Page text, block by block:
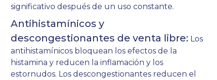
significativo después de un uso constante.
Antihistamínicos y
descongestionantes de venta libre: Los
antihistamínicos bloquean los efectos de la
histamina y reducen la inflamación y los
estornudos. Los descongestionantes reducen el